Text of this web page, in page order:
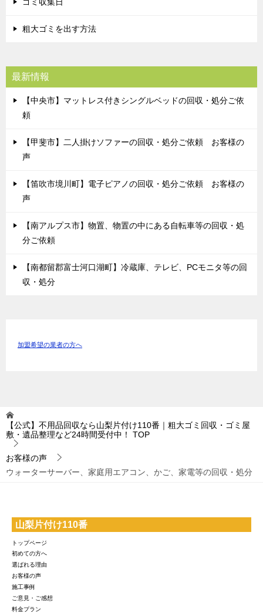
粗大ゴミを出す方法
最新情報
【中央市】マットレス付きシングルベッドの回収・処分ご依
頼
【甲斐市】二人掛けソファーの回収・処分ご依頼 お客様の
声
【笛吹市境川町】電子ピアノの回収・処分ご依頼 お客様の
声
【南アルプス市】物置、物置の中にある自転車等の回収・処
分ご依頼
【南都留郡富士河口湖町】冷蔵庫、テレビ、PCモニタ等の回
収・処分
加盟希望の業者の方へ
【公式】不用品回収なら山梨片付け110番｜粗大ゴミ回収・ゴミ屋
敷・遺品整理など24時間受付中！
TOP
お客様の声
ウォーターサーバー、家庭用エアコン、かご、家電等の回収・処分
山梨片付け110番
トップページ
初めての方へ
選ばれる理由
お客様の声
施工事例
ご意見・ご感想
料金プラン